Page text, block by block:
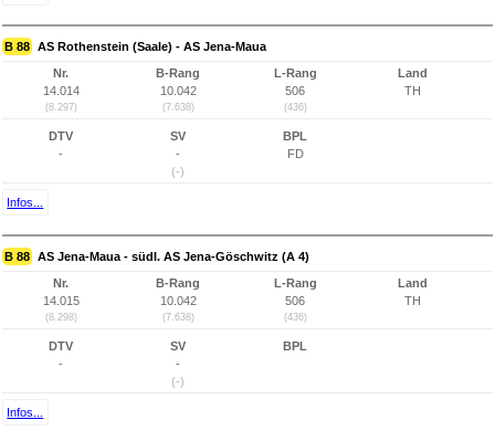
B 88 AS Rothenstein (Saale) - AS Jena-Maua
Nr.
14.014
(8.297)
B-Rang
10.042
(7.638)
L-Rang
506
(436)
Land
TH
DTV
-
SV
-
(-)
BPL
FD
Infos...
B 88 AS Jena-Maua - südl. AS Jena-Göschwitz (A 4)
Nr.
14.015
(8.298)
B-Rang
10.042
(7.638)
L-Rang
506
(436)
Land
TH
DTV
-
SV
-
(-)
BPL
Infos...